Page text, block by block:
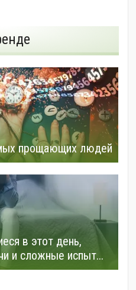
прощающих людей
в этот день,
и сложные испыт...